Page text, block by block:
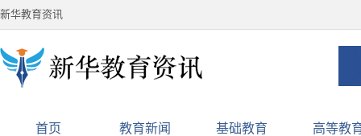
新华教育资讯
首页 教育新闻 基础教育 高等教